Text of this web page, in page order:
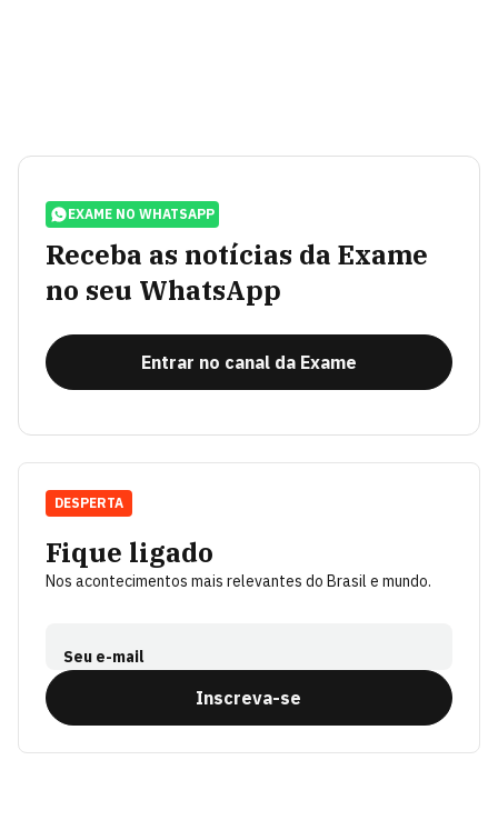
EXAME NO WHATSAPP
Receba as notícias da Exame
no seu WhatsApp
Entrar no canal da Exame
Fique ligado
Nos acontecimentos mais relevantes do Brasil e mundo.
Seu e-mail
Inscreva-se
DESPERTA